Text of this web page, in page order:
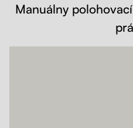
Manuálny